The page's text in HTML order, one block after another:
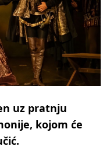
uz pratnju
kojom će